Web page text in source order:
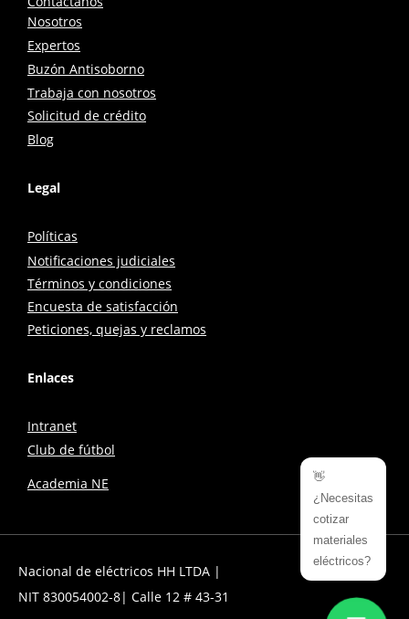
Nosotros
Expertos
Buzón Antisoborno
Trabaja con nosotros
Solicitud de crédito
Blog
Legal
Políticas
Notificaciones judiciales
Términos y condiciones
Encuesta de satisfacción
Peticiones, quejas y reclamos
Enlaces
Intranet
Club de fútbol
Academia NE
👋
¿Necesitas
cotizar
materiales
eléctricos?
Nacional de eléctricos HH LTDA |
NIT 830054002-8| Calle 12 # 43-31